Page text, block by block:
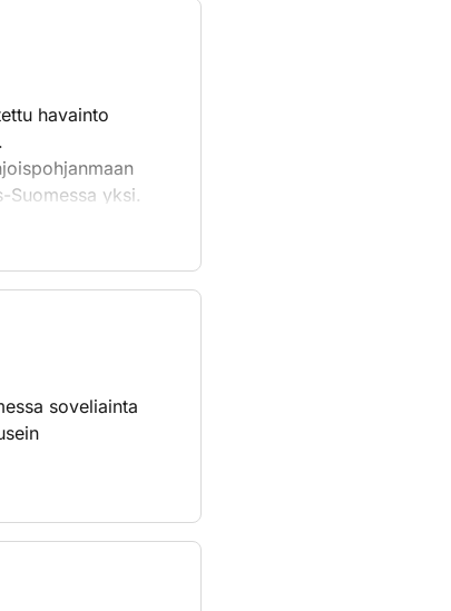
havainto
yksi.
soveliainta